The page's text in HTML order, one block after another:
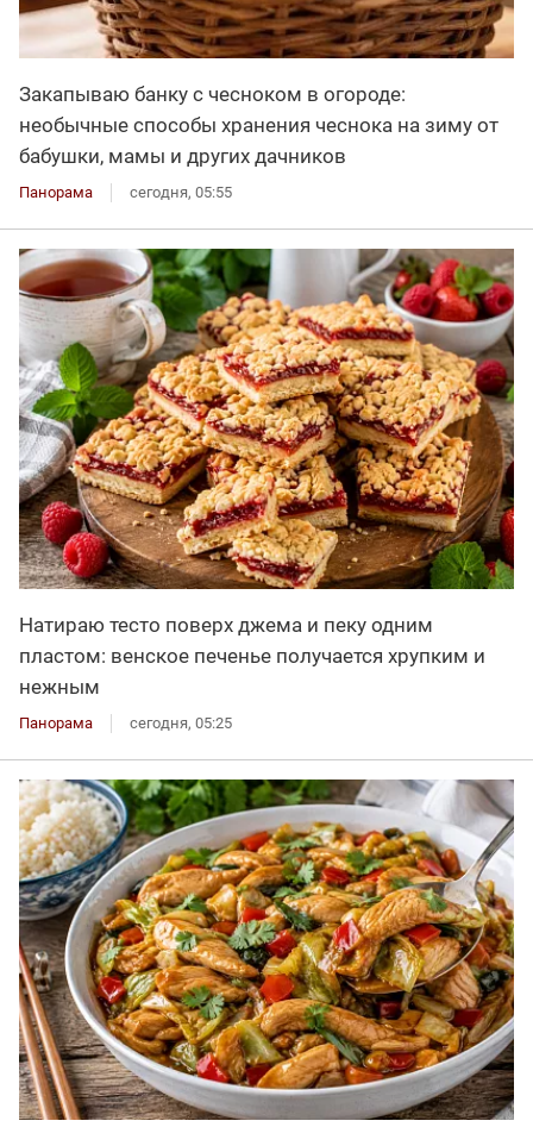
Закапываю банку с чесноком в огороде:
необычные способы хранения чеснока на зиму от
бабушки, мамы и других дачников
Панорама сегодня, 05:55
Натираю тесто поверх джема и пеку одним
пластом: венское печенье получается хрупким и
нежным
Панорама сегодня, 05:25